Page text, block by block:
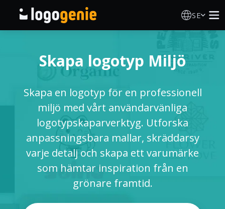
SE
AI logotypgenerator
Logotypidéer
Tryckta produkter
Om Oss
Skapa logotyp Miljö
Skapa en logotyp för en professionell
miljö med vårt användarvänliga
logotypskaparverktyg. Utforska
anpassningsbara mallar, skräddarsy
varje detalj och skapa ett varumärke
som hämtar inspiration från en
grönare framtid.